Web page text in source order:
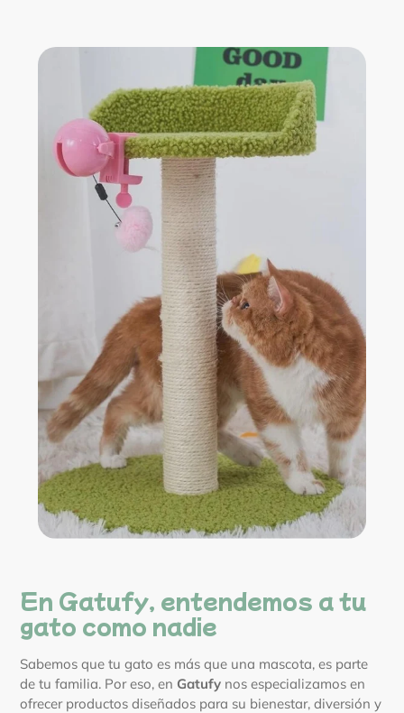
En Gatufy, entendemos a tu
gato como nadie
Sabemos que tu gato es más que una mascota, es parte
de tu familia. Por eso, en Gatufy nos especializamos en
ofrecer productos diseñados para su bienestar, diversión y